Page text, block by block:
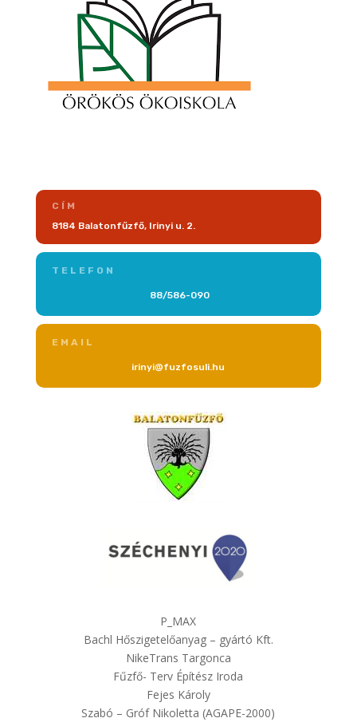
CÍM
8184 Balatonfűzfő, Irinyi u. 2.
TELEFON
88/586-090
EMAIL
irinyi@fuzfosuli.hu
P_MAX
Bachl Hőszigetelőanyag – gyártó Kft.
NikeTrans Targonca
Fűzfő- Terv Építész Iroda
Fejes Károly
Szabó – Gróf Nikoletta (AGAPE-2000)